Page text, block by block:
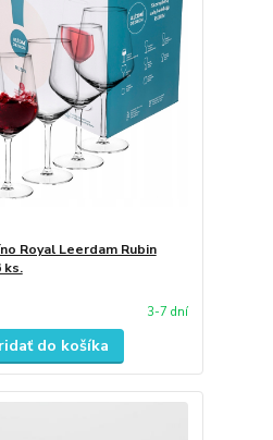
Royal Leerdam Rubin
ks.
3-7 dní
do košíka